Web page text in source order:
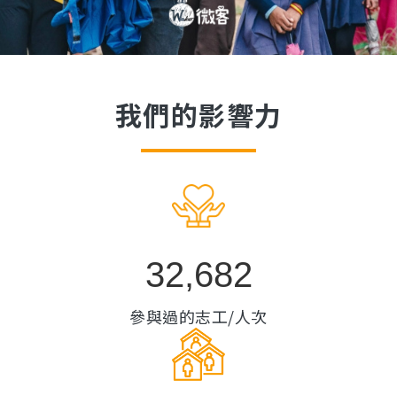
我們的影響力
32,682
參與過的志工/人次